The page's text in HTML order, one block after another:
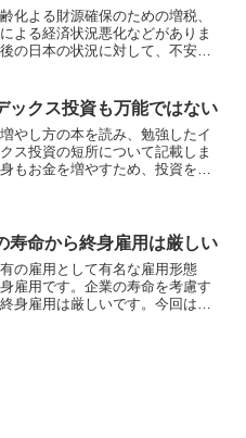
化よる財源確保のための増税、
よる経済状況悪化などがありま
の日本の状況に対して、不安を
ていると思います。私も不安に感
金の増やし方に関す...
ックス投資も万能ではない
やし方の本を読み、勉強したイ
ス投資の短所について記載しま
もお金を増やすため、投資をし
ス投資...
寿命から終身雇用は厳しい
の雇用として有名な雇用形態
雇用です。企業の寿命を考慮す
身雇用は厳しいです。今回は、